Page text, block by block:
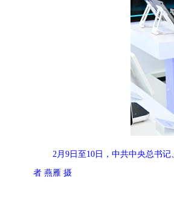
2月9日至10日，中共中央总书
者 燕雁 摄